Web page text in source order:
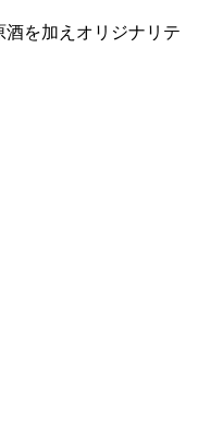
を加えオリジナリテ